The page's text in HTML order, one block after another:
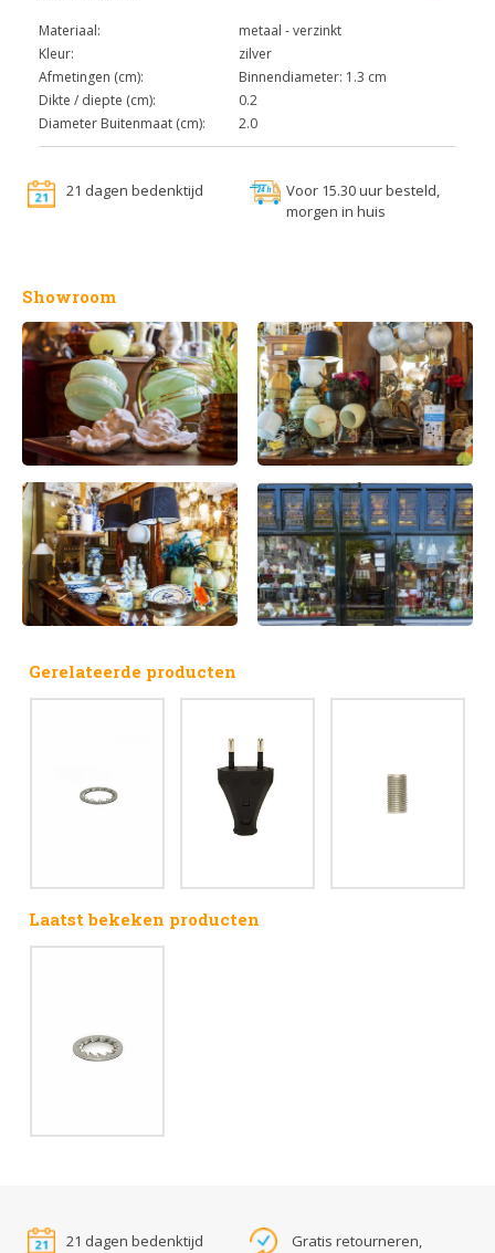
Materiaal:
metaal - verzinkt
Kleur:
zilver
Afmetingen (cm):
Binnendiameter: 1.3 cm
Dikte / diepte (cm):
0.2
Diameter Buitenmaat (cm):
2.0
21 dagen bedenktijd
Voor 15.30 uur besteld,
morgen in huis
Showroom
Gerelateerde producten
Laatst bekeken producten
21 dagen bedenktijd
Gratis retourneren,